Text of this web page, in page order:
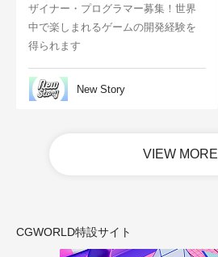
ザイナー・プログラマー募集！世界
中で楽しまれるゲームの開発経験を
得られます
New Story
VIEW MORE
CGWORLD特設サイト